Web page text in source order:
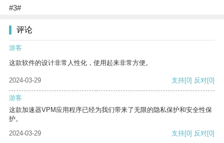
#3#
评论
游客
这款软件的设计非常人性化，使用起来非常方便。
2024-03-29 支持[0] 反对[0]
游客
这款加速器VPM应用程序已经为我们带来了无限的隐私保护和安全性保
护。
2024-03-29
支持[0] 反对[0]